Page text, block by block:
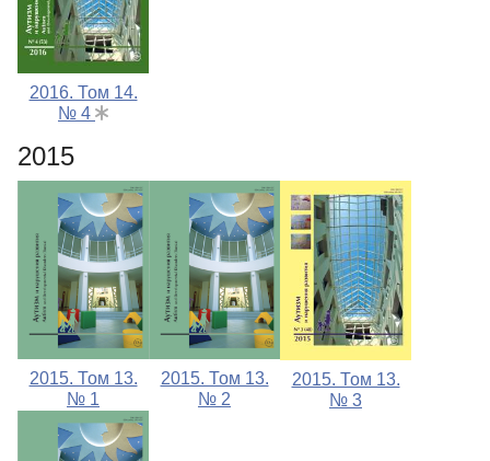
2016. Том 14.
№ 4
2015
2015. Том 13.
№ 1
2015. Том 13.
№ 2
2015. Том 13.
№ 3